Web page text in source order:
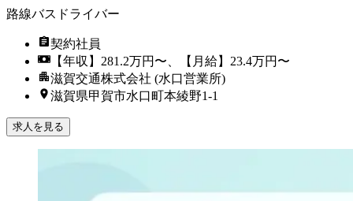
路線バスドライバー
契約社員
【年収】281.2万円〜、【月給】23.4万円〜
滋賀交通株式会社 (水口営業所)
滋賀県甲賀市水口町本綾野1-1
求人を見る